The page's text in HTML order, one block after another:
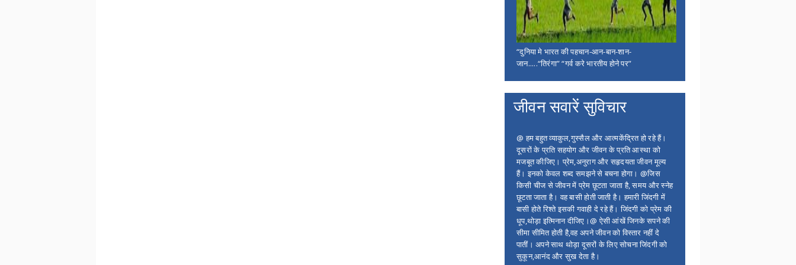
“दुनिया मे भारत की पहचान-आन-बान-शान-
जान.....“तिरंगा” “गर्व करे भारतीय होने पर”
जीवन सवारें सुविचार
@ हम बहुत व्याकुल,गुस्सैल और आत्मकेंद्रित हो रहे हैं।
दूसरों के प्रति सहयोग और जीवन के प्रति आस्था को
मजबूत कीजिए। प्रेम,अनुराग और सहृदयता जीवन मूल्य
हैं। इनको केवल शब्द समझने से बचना होगा। @जिस
किसी चीज से जीवन में प्रेम छूटता जाता है, समय और स्नेह
छूटता जाता है। वह बासी होती जाती है। हमारी जिंदगी में
बासी होते रिश्ते इसकी गवाही दे रहे हैं। जिंदगी को प्रेम की
धूप,थोड़ा इत्मिनान दीजिए।@ ऐसी आंखें जिनके सपने की
सीमा सीमित होती है,वह अपने जीवन को विस्तार नहीं दे
पातीं। अपने साथ थोड़ा दूसरों के लिए सोचना जिंदगी को
सुकून,आनंद और सुख देता है।